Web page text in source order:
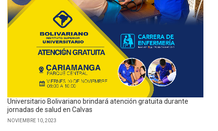
Universitario Bolivariano brindará atención gratuita durante
jornadas de salud en Calvas
NOVIEMBRE 10, 2023